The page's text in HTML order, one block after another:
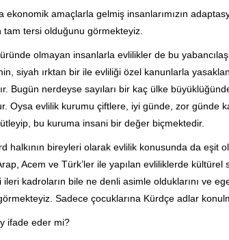
ekonomik amaçlarla gelmiş insanlarımızın
tam tersi olduğunu görmekteyiz.
olmayan insanlarla evlilikler de bu
siyah ırktan bir ile evliliği özel kanunlarla
Bugün nerdeyse sayıları bir kaç ülke
Oysa evlilik kurumu çiftlere, iyi günde, zor günde
bu kuruma insani bir değer biçmektedir.
halkının bireyleri olarak evlilik konusunda da eşit
Acem ve Türk’ler ile yapılan evliliklerde
ileri kadroların bile ne denli asimle olduklarını ve
Sadece çocuklarına Kürdçe adlar
ifade eder mi?